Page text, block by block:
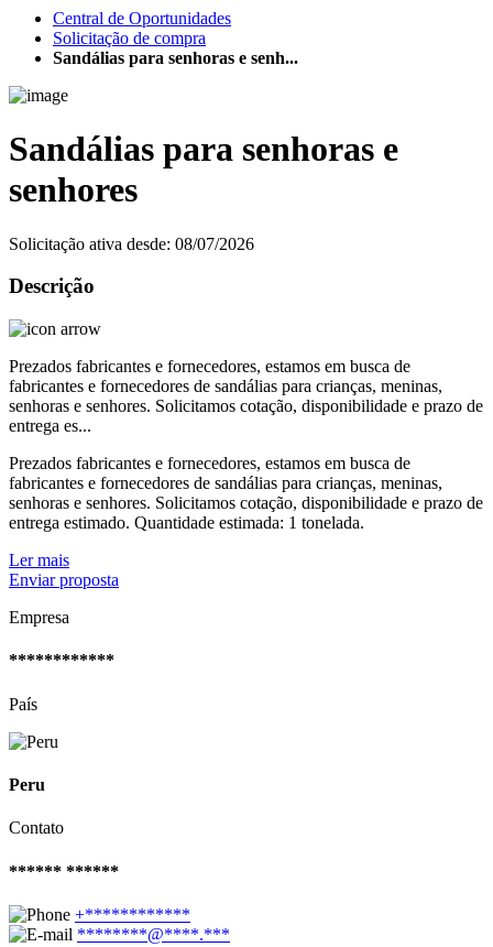
Central de Oportunidades
Solicitação de compra
Sandálias para senhoras e senh...
Sandálias para senhoras e
senhores
Solicitação ativa desde: 08/07/2026
Descrição
Prezados fabricantes e fornecedores, estamos em busca de
fabricantes e fornecedores de sandálias para crianças, meninas,
senhoras e senhores. Solicitamos cotação, disponibilidade e prazo de
entrega es...
Prezados fabricantes e fornecedores, estamos em busca de
fabricantes e fornecedores de sandálias para crianças, meninas,
senhoras e senhores. Solicitamos cotação, disponibilidade e prazo de
entrega estimado. Quantidade estimada: 1 tonelada.
Ler mais
Enviar proposta
Empresa
************
País
Peru
Contato
****** ******
+************
********@****.***